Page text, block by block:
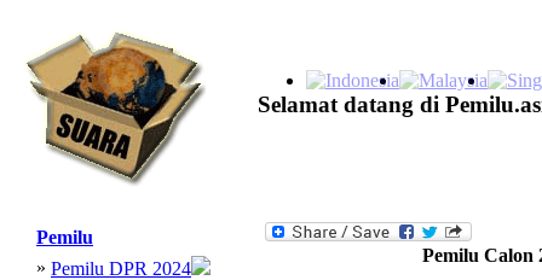
Selamat datang di
Pemilu
» Pemilu DPR 2024
Pemilu Calon